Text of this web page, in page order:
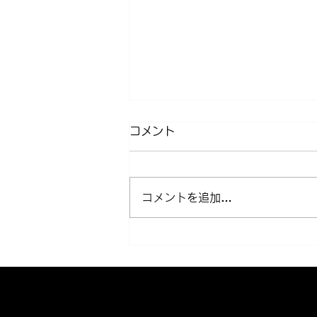
近所クルージング
コメント
コメントを追加…